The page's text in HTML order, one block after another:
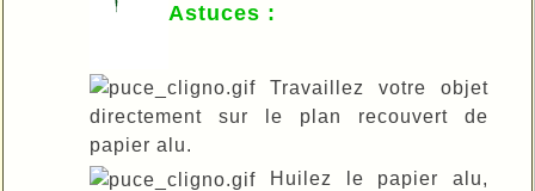
Astuces :
Travaillez votre objet
directement sur le plan recouvert de
papier alu.
Huilez le papier alu,